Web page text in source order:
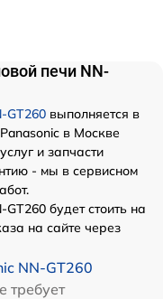
печи NN-
GT260 выполняется в
в Москве
и запчасти
- мы в сервисном
будет стоить на
на сайте через
NN-GT260
требует